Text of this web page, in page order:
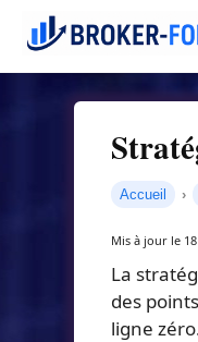
Accueil
Mis à jour le
La
des
ligne